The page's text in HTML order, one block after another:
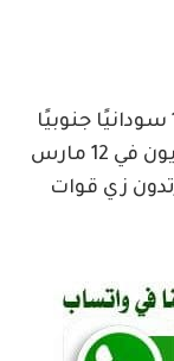
والقى الجيش السوداني القبض على 14 سودانيًا جنوبيًا
بعد استعادة مقر هيئة الإذاعة والتلفزيون في 12 مارس
زي قوات